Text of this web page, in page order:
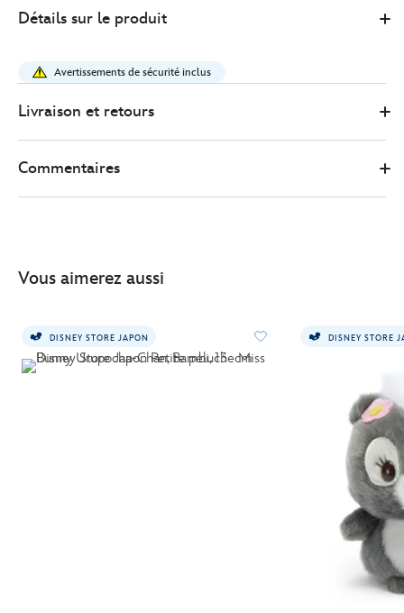
Store
15.00
japon-
petite-
pan-
urupocha-
415161112590.html
Détails sur le produit
Avertissements de sécurité inclus
Livraison et retours
Commentaires
Vous aimerez aussi
DISNEY STORE JAPON DISNEY STORE